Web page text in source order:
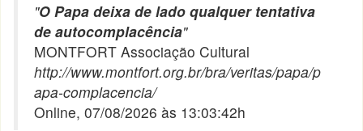
"O Papa deixa de lado qualquer tentativa
de autocomplacência"
MONTFORT Associação Cultural
http://www.montfort.org.br/bra/veritas/papa/p
apa-complacencia/
Online, 07/08/2026 às 13:03:42h